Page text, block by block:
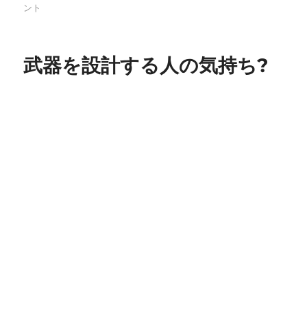
稿
ン
ント
武器を設計する人の気持ち?